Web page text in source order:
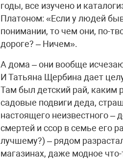
годы, все изучено и
Платоном: «Если у людей
понимании, то чем они, по-
дороге? – Ничем».
А дома – они вообще
И Татьяна Щербина дает
Там был детский рай, каким
садовые подвиги деда,
настоящего неизвестного –
смертей и ссор в семье его
лучшему?) – рядом
магазинах, даже модное